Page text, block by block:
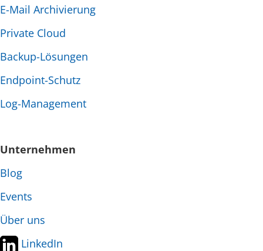
E-Mail Archivierung
Private Cloud
Backup-Lösungen
Endpoint-Schutz
Log-Management
Unternehmen
Blog
Events
Über uns
LinkedIn